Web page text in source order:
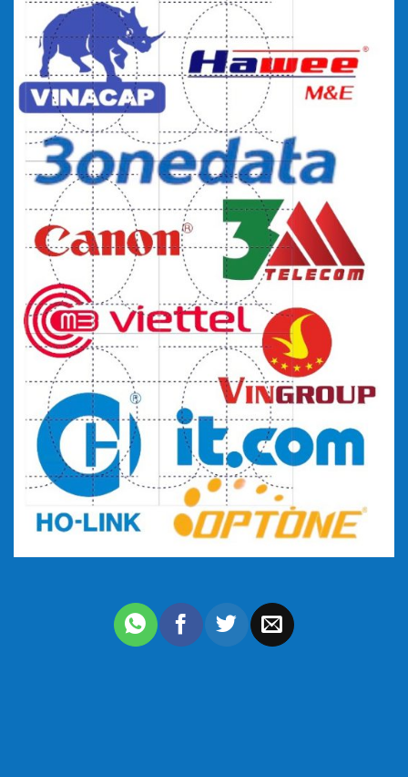
Xưởng sản xuất tủ rack GT-15UD800
Tập kết tủ rack và ODF trước khi đi giao hàng
Mỗi một sản phẩmTủ Rack các loại
6U,10U,15U,20U,27U,36U,42U… mà chúng tôi cung cấp
đều có đầy đủ tem, nhãn mác và giấy tờ
Bảng giá cũng được niêm yết rõ ràng, minh bạch và ổn định.